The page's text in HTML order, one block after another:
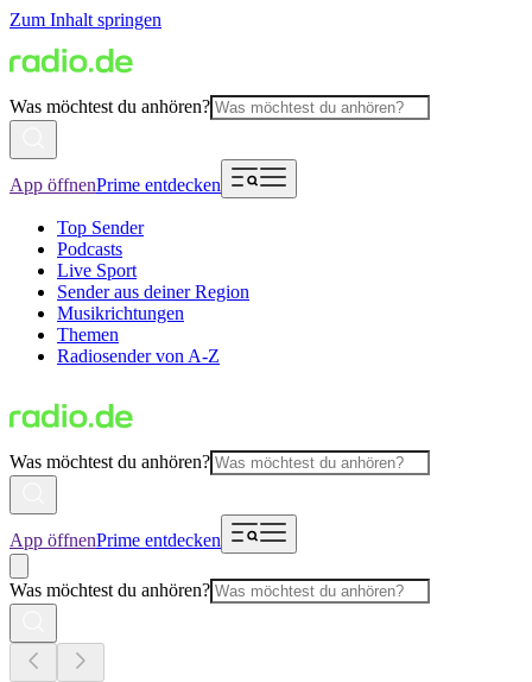
Zum Inhalt springen
Was möchtest du anhören?
App öffnenPrime entdecken
Top Sender
Podcasts
Live Sport
Sender aus deiner Region
Musikrichtungen
Themen
Radiosender von A-Z
Was möchtest du anhören?
App öffnenPrime entdecken
Was möchtest du anhören?